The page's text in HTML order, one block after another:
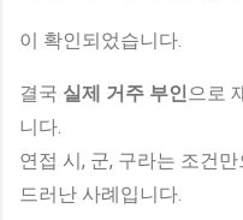
이 확인되었습니다.
결국 실제 거주 부인으로
니다.
연접 시, 군, 구라는 조건
드러난 사례입니다.